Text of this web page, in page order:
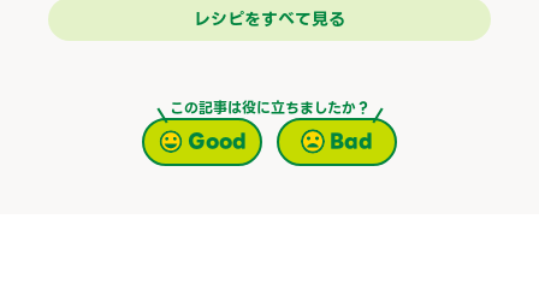
レシピをすべて見る
この記事は役に立ちましたか？
Good Bad